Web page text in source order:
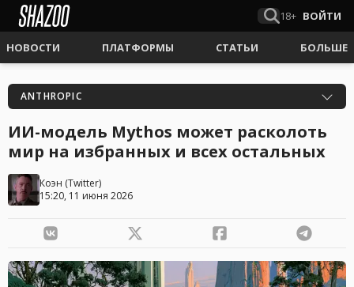
18+ ВОЙТИ
НОВОСТИ ПЛАТФОРМЫ СТАТЬИ БОЛЬШЕ
ANTHROPIC
ИИ-модель Mythos может расколоть
мир на избранных и всех остальных
Коэн (Twitter)
15:20, 11 июня 2026